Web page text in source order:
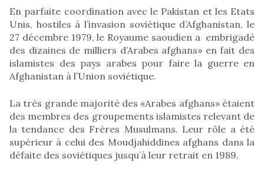
En parfaite coordination avec le Pakistan et les Etats
Unis, hostiles à l’invasion soviétique d’Afghanistan, le
27 décembre 1979, le Royaume saoudien a embrigadé
des dizaines de milliers d’Arabes afghans» en fait des
islamistes des pays arabes pour faire la guerre en
Afghanistan à l’Union soviétique.
La très grande majorité des «Arabes afghans» étaient
des membres des groupements islamistes relevant de
la tendance des Frères Musulmans. Leur rôle a été
supérieur à celui des Moudjahiddines afghans dans la
défaite des soviétiques jusqu’à leur retrait en 1989.